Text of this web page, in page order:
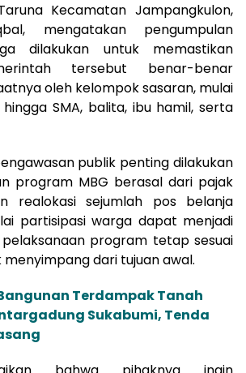
Kecamatan Jampangkulon,
mengatakan pengumpulan
dilakukan untuk memastikan
tersebut benar-benar
oleh kelompok sasaran, mulai
SMA, balita, ibu hamil, serta
publik penting dilakukan
program MBG berasal dari pajak
realokasi sejumlah pos belanja
partisipasi warga dapat menjadi
program tetap sesuai
dari tujuan awal.
Terdampak Tanah
Sukabumi, Tenda